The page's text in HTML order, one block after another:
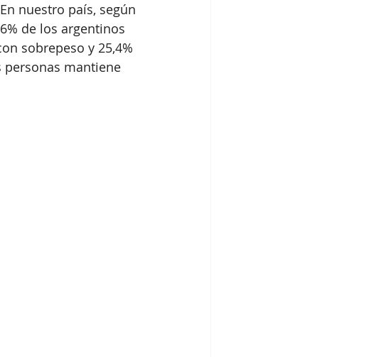
nuestro país, según
de los argentinos
sobrepeso y 25,4%
personas mantiene